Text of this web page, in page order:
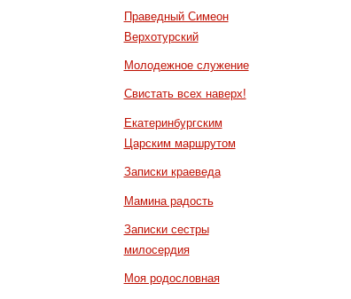
Праведный Симеон
Верхотурский
Молодежное служение
Свистать всех наверх!
Екатеринбургским
Царским маршрутом
Записки краеведа
Мамина радость
Записки сестры
милосердия
Моя родословная